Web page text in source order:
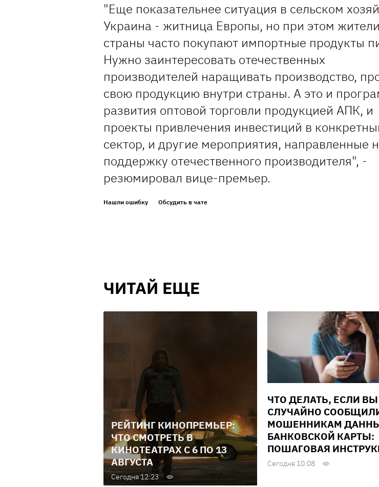
"Еще показательнее ситуация в сельском
Украина - житница Европы, но при этом жители
страны часто покупают импортные продукты
Нужно заинтересовать отечественных
производителей наращивать производство,
свою продукцию внутри страны. А это и
развития оптовой торговли продукцией АПК, и
проекты привлечения инвестиций в
сектор, и другие мероприятия, направленные
поддержку отечественного производителя", -
резюмировал вице-премьер.
Нашли ошибку Обсудить в чате
ЧИТАЙ ЕЩЕ
РЕЙТИНГ КИНОПРЕМЬЕР:
ЧТО СМОТРЕТЬ В
КИНОТЕАТРАХ С 6 ПО 13
АВГУСТА
Сегодня 12:23
ЧТО ДЕЛАТЬ, ЕСЛИ ВЫ
СЛУЧАЙНО
МОШЕННИКАМ
БАНКОВСКОЙ КАРТЫ:
ПОШАГОВАЯ
Сегодня 10:08